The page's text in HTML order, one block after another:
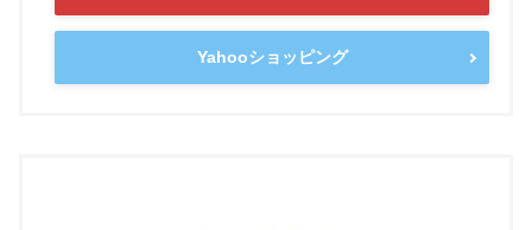
Yahooショッピング